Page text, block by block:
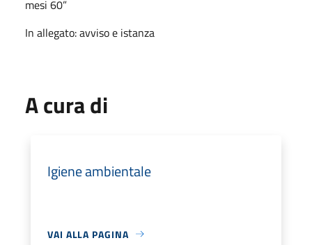
mesi 60”
In allegato: avviso e istanza
A cura di
Igiene ambientale
VAI ALLA PAGINA